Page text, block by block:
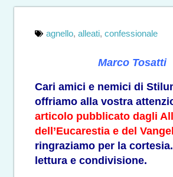
agnello, alleati, confessionale
Marco Tosatti
Cari amici e nemici di
offriamo alla vostra
articolo pubblicato dagli
dell’Eucarestia e del
ringraziamo per la
lettura e condivisione.